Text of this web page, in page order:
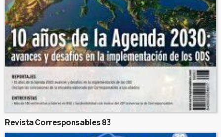
Revista Corresponsables 83